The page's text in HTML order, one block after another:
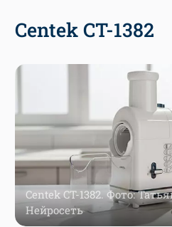
Centek CT-1382
Centek CT-1382. Фото:
Нейросеть